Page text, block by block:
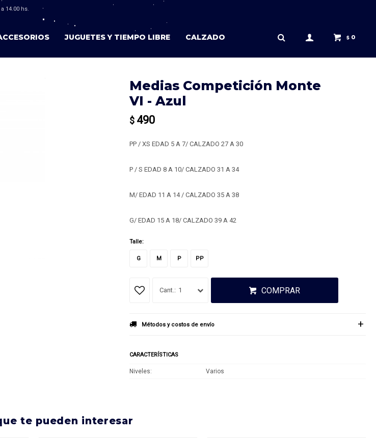
JUGUETES Y TIEMPO LIBRE CALZADO $ 0
14.00 hs.
Medias Competición Monte
VI - Azul
$ 490
PP / XS EDAD 5 A 7/ CALZADO 27 A 30
P / S EDAD 8 A 10/ CALZADO 31 A 34
M/ EDAD 11 A 14 / CALZADO 35 A 38
G/ EDAD 15 A 18/ CALZADO 39 A 42
Talle:
G M P PP
1 COMPRAR
Métodos y costos de envío
CARACTERÍSTICAS
Niveles Varios
te pueden interesar